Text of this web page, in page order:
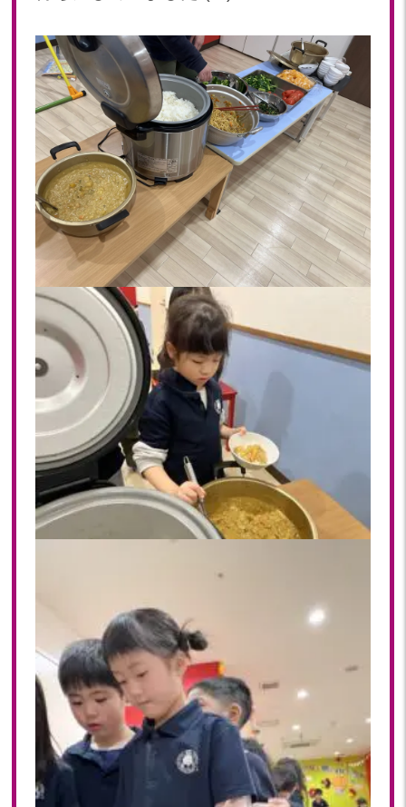
2022年 06月(22)
2022年 05月(19)
2022年 04月(20)
2022年 03月(22)
2022年 02月(15)
2022年 01月(19)
2021
2021年 12月(20)
2021年 11月(20)
2021年 09月(20)
2021年 08月(18)
2021年 07月(20)
2021年 06月(22)
2021年 05月(15)
2021年 04月(21)
2021年 03月(23)
2021年 02月(18)
2021年 01月(19)
2020
2020年 09月(20)
2020年 08月(20)
2020年 07月(21)
2020年 06月(22)
2020年 05月(18)
2020年 04月(21)
2020年 03月(19)